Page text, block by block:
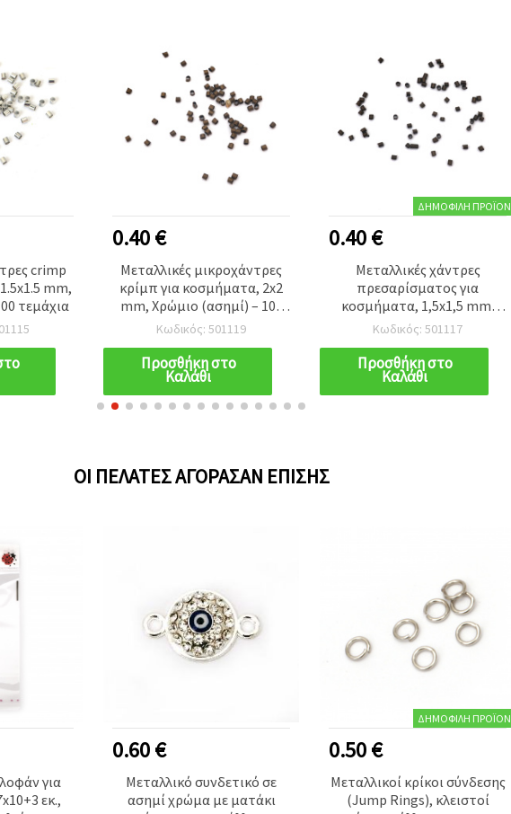
crimp
mm,
τεμάχια
0.40 €
Μεταλλικές μικροχάντρες
κρίμπ για κοσμήματα, 2x2
mm, Χρώμιο (ασημί) – 100
τεμ., για συρματόσχοινο και
κορδόνια
Κωδικός: 501119
Προσθήκη στο
Καλάθι
ΔΗΜΟΦΙΛΉ ΠΡΟΪΌΝ
0.40 €
Μεταλλικές χάντρες
πρεσαρίσματος για
κοσμήματα, 1,5x1,5 mm,
χρώμα χρωμίου - 100 τεμ.
Κωδικός: 501117
Προσθήκη στο
Καλάθι
ΟΙ ΠΕΛΆΤΕΣ ΑΓΌΡΑΣΑΝ ΕΠΊΣΗΣ
για
εκ.,
0.60 €
Μεταλλικό συνδετικό σε
ασημί χρώμα με ματάκι
ΔΗΜΟΦΙΛΉ ΠΡΟΪΌΝ
0.50 €
Μεταλλικοί κρίκοι σύνδεσης
(Jump Rings), κλειστοί